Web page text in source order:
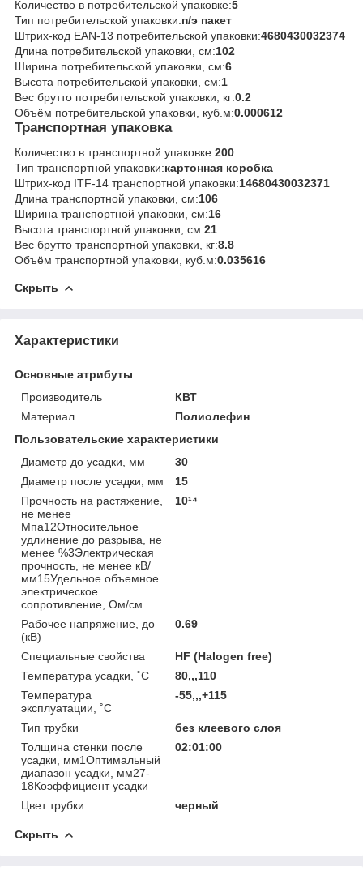
Количество в потребительской упаковке:5
Тип потребительской упаковки:п/э пакет
Штрих-код EAN-13 потребительской упаковки:4680430032374
Длина потребительской упаковки, см:102
Ширина потребительской упаковки, см:6
Высота потребительской упаковки, см:1
Вес брутто потребительской упаковки, кг:0.2
Объём потребительской упаковки, куб.м:0.000612
Транспортная упаковка
Количество в транспортной упаковке:200
Тип транспортной упаковки:картонная коробка
Штрих-код ITF-14 транспортной упаковки:14680430032371
Длина транспортной упаковки, см:106
Ширина транспортной упаковки, см:16
Высота транспортной упаковки, см:21
Вес брутто транспортной упаковки, кг:8.8
Объём транспортной упаковки, куб.м:0.035616
Скрыть
Характеристики
Основные атрибуты
Производитель
КВТ
Материал
Полиолефин
Пользовательские характеристики
Диаметр до усадки, мм
30
Диаметр после усадки, мм
15
Прочность на растяжение,
не менее
Мпа12Относительное
удлинение до разрыва, не
менее %3Электрическая
прочность, не менее кВ/
мм15Удельное объемное
электрическое
сопротивление, Ом/см
10¹⁴
Рабочее напряжение, до
(кВ)
0.69
Специальные свойства
HF (Halogen free)
Температура усадки, ˚С
80,,,110
Температура
эксплуатации, ˚С
-55,,,+115
Тип трубки
без клеевого слоя
Толщина стенки после
усадки, мм1Оптимальный
диапазон усадки, мм27-
18Коэффициент усадки
02:01:00
Цвет трубки черный
Скрыть